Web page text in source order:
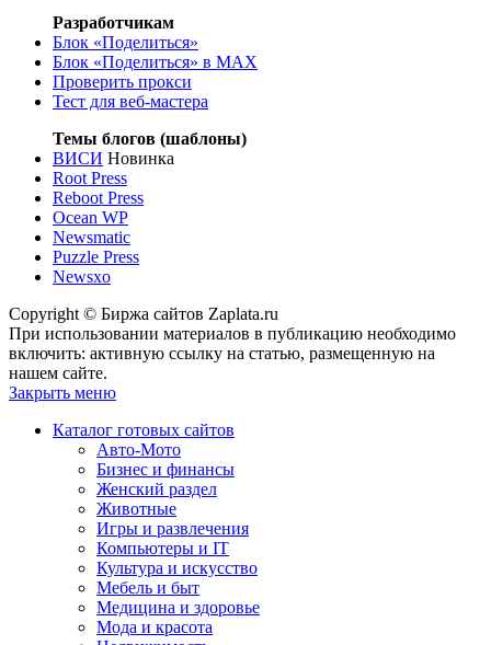
Разработчикам
Блок «Поделиться»
Блок «Поделиться» в MAX
Проверить прокси
Тест для веб-мастера
Темы блогов (шаблоны)
ВИСИ Новинка
Root Press
Reboot Press
Ocean WP
Newsmatic
Puzzle Press
Newsxo
Copyright © Биржа сайтов Zaplata.ru
При использовании материалов в публикацию необходимо
включить: активную ссылку на статью, размещенную на
нашем сайте.
Закрыть меню
Каталог готовых сайтов
Авто-Мото
Бизнес и финансы
Женский раздел
Животные
Игры и развлечения
Компьютеры и IT
Культура и искусство
Мебель и быт
Медицина и здоровье
Мода и красота